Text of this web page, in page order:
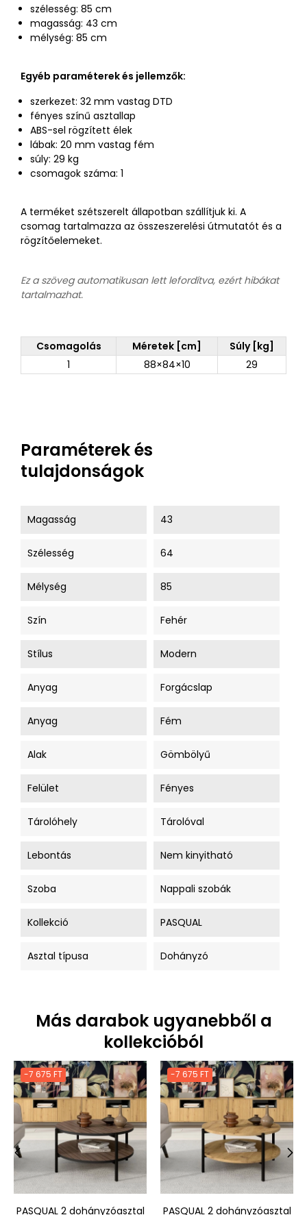
szélesség: 85 cm
magasság: 43 cm
mélység: 85 cm
Egyéb paraméterek és jellemzők:
szerkezet: 32 mm vastag DTD
fényes színű asztallap
ABS-sel rögzített élek
lábak: 20 mm vastag fém
súly: 29 kg
csomagok száma: 1
A terméket szétszerelt állapotban szállítjuk ki. A
csomag tartalmazza az összeszerelési útmutatót és a
rögzítőelemeket.
Ez a szöveg automatikusan lett lefordítva, ezért hibákat
tartalmazhat.
Csomagolás Méretek [cm]
Súly [kg]
1
88×84×10 29
Paraméterek és
tulajdonságok
Magasság 43
Szélesség 64
Mélység 85
Szín Fehér
Stílus Modern
Anyag Forgácslap
Anyag Fém
Alak Gömbölyű
Felület Fényes
Tárolóhely Tárolóval
Lebontás Nem kinyitható
Szoba Nappali szobák
Kollekció PASQUAL
Asztal típusa Dohányzó
Más darabok ugyanebből a
kollekcióból
-7 675 FT
PASQUAL 2 dohányzóasztal
-7 675 FT
PASQUAL 2 dohányzóasztal
‹ ›